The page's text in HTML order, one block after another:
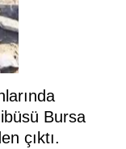
Bursa
çıktı.